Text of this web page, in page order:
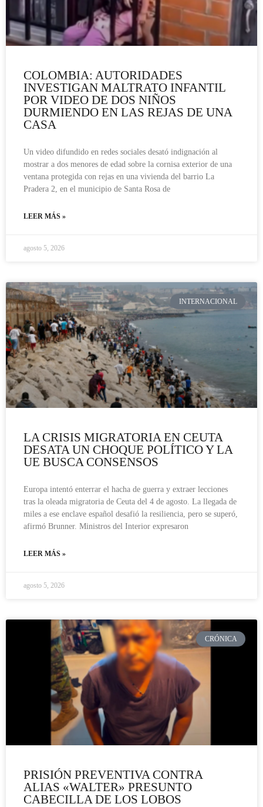
COLOMBIA: AUTORIDADES
INVESTIGAN MALTRATO INFANTIL
POR VIDEO DE DOS NIÑOS
DURMIENDO EN LAS REJAS DE UNA
CASA
Un video difundido en redes sociales desató indignación al
mostrar a dos menores de edad sobre la cornisa exterior de una
ventana protegida con rejas en una vivienda del barrio La
Pradera 2, en el municipio de Santa Rosa de
LEER MÁS »
agosto 5, 2026
INTERNACIONAL
LA CRISIS MIGRATORIA EN CEUTA
DESATA UN CHOQUE POLÍTICO Y LA
UE BUSCA CONSENSOS
Europa intentó enterrar el hacha de guerra y extraer lecciones
tras la oleada migratoria de Ceuta del 4 de agosto. La llegada de
miles a ese enclave español desafió la resiliencia, pero se superó,
afirmó Brunner. Ministros del Interior expresaron
LEER MÁS »
agosto 5, 2026
CRÓNICA
PRISIÓN PREVENTIVA CONTRA
ALIAS «WALTER» PRESUNTO
CABECILLA DE LOS LOBOS